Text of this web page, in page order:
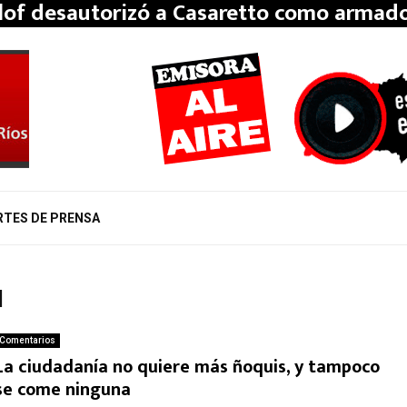
desautorizó a Casaretto como
DE PRENSA
Comentarios
ciudadanía no quiere más ñoquis, y tampoco
come ninguna